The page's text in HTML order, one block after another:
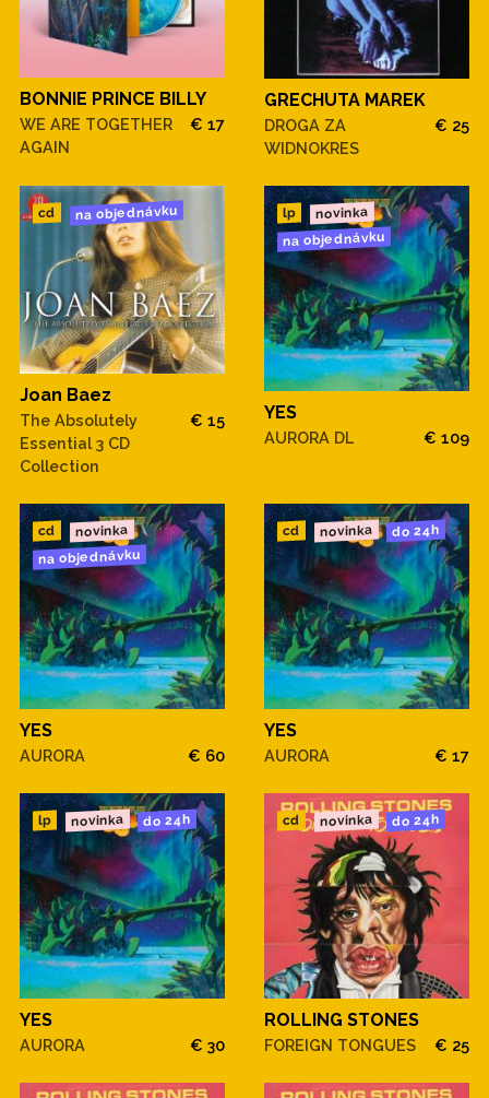
BONNIE PRINCE BILLY
WE ARE TOGETHER
AGAIN
€ 17
GRECHUTA MAREK
DROGA ZA
WIDNOKRES
€ 25
cd na objednávku
Joan Baez
The Absolutely
Essential 3 CD
Collection
€ 15
lp novinka
na objednávku
YES
AURORA DL € 109
cd novinka
na objednávku
YES
AURORA € 60
cd novinka do 24h
YES
AURORA € 17
lp novinka do 24h
YES
AURORA € 30
cd novinka do 24h
ROLLING STONES
FOREIGN TONGUES € 25